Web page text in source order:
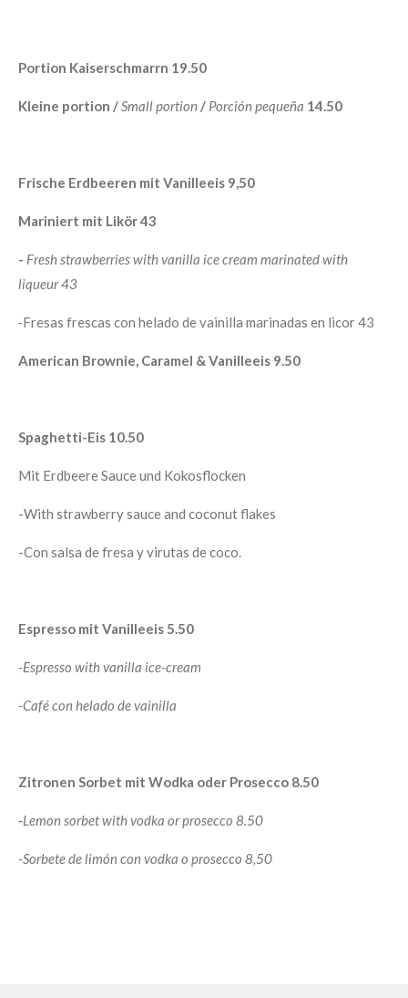
Portion Kaiserschmarrn 19.50
Kleine portion /Small portion / Porción pequeña 14.50
Frische Erdbeeren mit Vanilleeis 9,50
Mariniert mit Likör 43
- Fresh strawberries with vanilla ice cream marinated with
liqueur 43
-Fresas frescas con helado de vainilla marinadas en licor 43
American Brownie, Caramel & Vanilleeis 9.50
Spaghetti-Eis 10.50
Mit Erdbeere Sauce und Kokosflocken
-With strawberry sauce and coconut flakes
-Con salsa de fresa y virutas de coco.
Espresso mit Vanilleeis 5.50
-Espresso with vanilla ice-cream
-Café con helado de vainilla
Zitronen Sorbet mit Wodka oder Prosecco 8.50
-Lemon sorbet with vodka or prosecco 8.50
-Sorbete de limón con vodka o prosecco 8,50